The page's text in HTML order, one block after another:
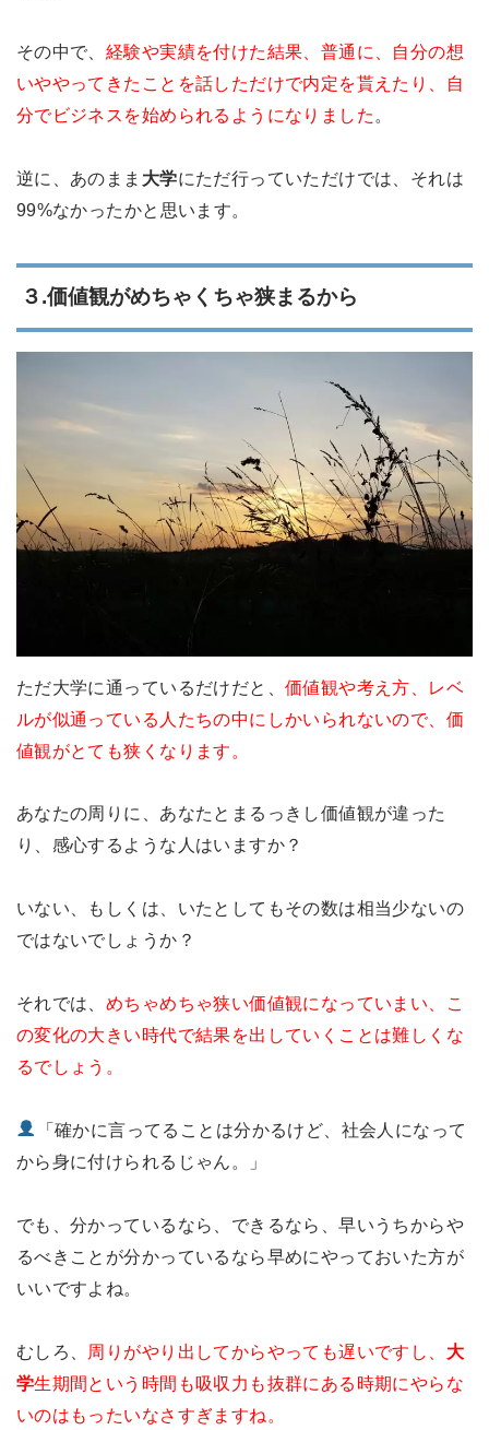
その中で、 経験や実績を付けた結果、普通に、自分の想
いややってきたことを話しただけで内定を貰えたり、自
分でビジネスを始められるようになりました 。
逆に、あのまま 大学にただ行っていただけでは、それは
99%なかったかと思います。
３.価値観がめちゃくちゃ狭まるから
ただ大学に通っているだけだと、価値観や考え方、レベ
ルが似通っている人たちの中にしかいられないので、価
値観がとても狭くなります。
あなたの周りに、あなたとまるっきし価値観が違った
り、感心するような人はいますか？
いない、もしくは、いたとしてもその数は相当少ないの
ではないでしょうか？
それでは、 めちゃめちゃ狭い価値観になっていまい、こ
の変化の大きい時代で結果を出していくことは難しくな
るでしょう。
「確かに言ってることは分かるけど、社会人になって
から身に付けられるじゃん。」
でも、分かっているなら、できるなら、早いうちからや
るべきことが分かっているなら早めにやっておいた方が
いいですよね。
むしろ、 周りがやり出してからやっても遅いですし、 大
学生期間という時間も吸収力も抜群にある時期にやらな
いのはもったいなさすぎますね。